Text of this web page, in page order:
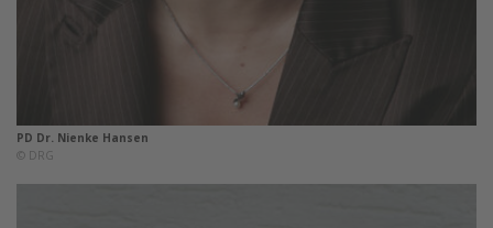
PD Dr. Nienke Hansen
© DRG